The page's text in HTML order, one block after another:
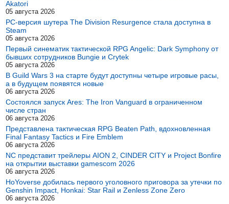
Akatori
05 августа 2026
PC-версия шутера The Division Resurgence стала доступна в
Steam
05 августа 2026
Первый синематик тактической RPG Angelic: Dark Symphony от
бывших сотрудников Bungie и Crytek
05 августа 2026
В Guild Wars 3 на старте будут доступны четыре игровые расы,
а в будущем появятся новые
06 августа 2026
Состоялся запуск Ares: The Iron Vanguard в ограниченном
числе стран
06 августа 2026
Представлена тактическая RPG Beaten Path, вдохновленная
Final Fantasy Tactics и Fire Emblem
06 августа 2026
NC представит трейлеры AION 2, CINDER CITY и Project Bonfire
на открытии выставки gamescom 2026
06 августа 2026
HoYoverse добилась первого уголовного приговора за утечки по
Genshin Impact, Honkai: Star Rail и Zenless Zone Zero
06 августа 2026